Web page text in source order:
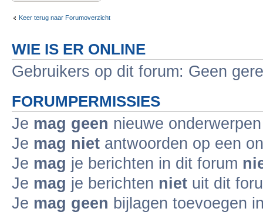
Keer terug naar Forumoverzicht
WIE IS ER ONLINE
Gebruikers op dit forum: Geen
FORUMPERMISSIES
Je mag geen nieuwe
Je mag niet antwoorden op een
Je mag je berichten in dit forum
Je mag je berichten niet uit dit
Je mag geen bijlagen toevoegen